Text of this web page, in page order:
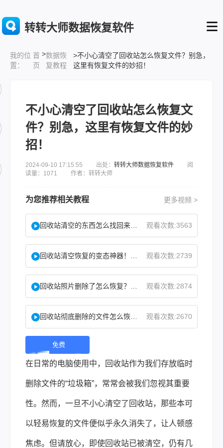
转转大师数据恢复软件
我的位
置：
首
页
>数据恢
复教程
>不小心清空了回收站怎么恢复文件？别急，
这里有恢复文件的妙招！
不小心清空了回收站怎么恢复文
件？别急，这里有恢复文件的妙
招！
2024-09-10 17:15:55 出处： 转转大师数据恢复软件 阅
读量：1071 作者：转转大师
为您推荐相关教程 更多视频 >
观看次数:3563
观看次数:2739
观看次数:2874
观看次数:2670
免费
下
载 |
在日常的电脑使用中，回收站作为我们存放临时
删除文件的“垃圾箱”，常常会被我们忽视其重要
性。然而，一旦不小心清空了回收站，那些本可
以轻易恢复的文件便似乎永久消失了，让人顿感
焦虑。但请放心，即使回收站已被清空，仍有几